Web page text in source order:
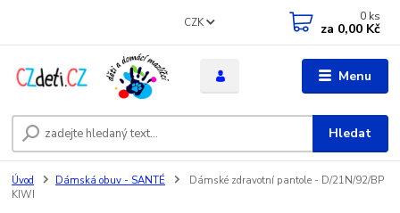
Menu
CZK
Hledat
0 ks
za 0,00 Kč
Úvod Dámská obuv - SANTÉ
Dámské zdravotní pantole - D/21N/92/BP
KIWI